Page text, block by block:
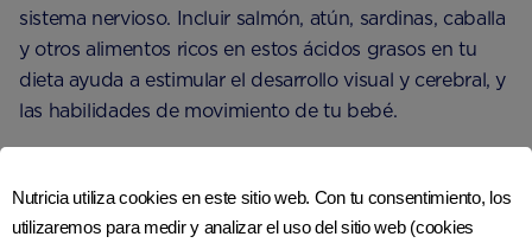
sistema nervioso. Incluir salmón, atún, sardinas, caballa
y otros alimentos ricos en estos ácidos grasos en tu
dieta ayuda a estimular el desarrollo visual y cerebral, y
las habilidades de movimiento de tu bebé.
Formas de estimular el habla y
la vista de tu bebé
Nutricia utiliza cookies en este sitio web. Con tu consentimiento, los
utilizaremos para medir y analizar el uso del sitio web (cookies